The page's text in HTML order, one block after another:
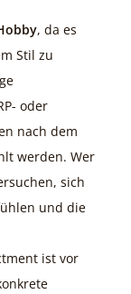
, da es
Stil zu
oder
nach dem
werden. Wer
sich
und die
ist vor